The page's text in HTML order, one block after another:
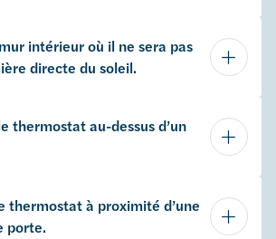
intérieur où il ne sera pas
directe du soleil.
thermostat au-dessus d’un
thermostat à proximité d’une
porte.